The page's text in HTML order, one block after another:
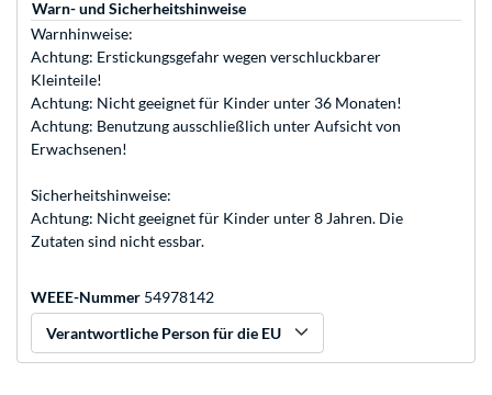
Warn- und Sicherheitshinweise
Warnhinweise:
Achtung: Erstickungsgefahr wegen verschluckbarer
Kleinteile!
Achtung: Nicht geeignet für Kinder unter 36 Monaten!
Achtung: Benutzung ausschließlich unter Aufsicht von
Erwachsenen!
Sicherheitshinweise:
Achtung: Nicht geeignet für Kinder unter 8 Jahren. Die
Zutaten sind nicht essbar.
WEEE-Nummer 54978142
Verantwortliche Person für die EU